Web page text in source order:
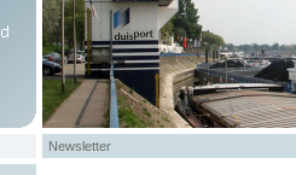
Newsletter